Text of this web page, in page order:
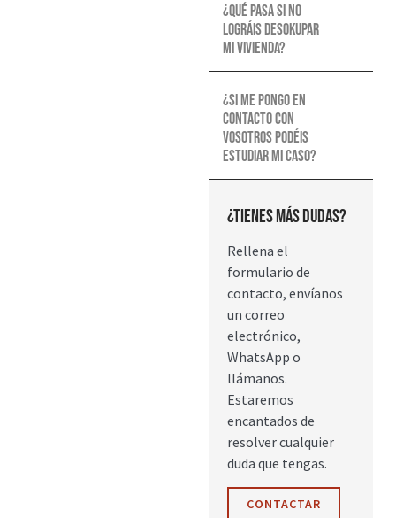
¿Qué pasa si no
lográis desokupar
mi vivienda?
¿Si me pongo en
contacto con
vosotros podéis
estudiar mi caso?
¿Tienes más dudas?
Rellena el
formulario de
contacto, envíanos
un correo
electrónico,
WhatsApp o
llámanos.
Estaremos
encantados de
resolver cualquier
duda que tengas.
CONTACTAR